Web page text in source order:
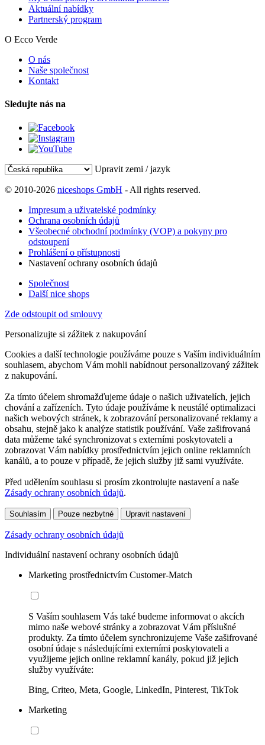
Aktuální nabídky
Partnerský program
O Ecco Verde
O nás
Naše společnost
Kontakt
Sledujte nás na
Upravit zemi / jazyk
© 2010-2026 niceshops GmbH - All rights reserved.
Impresum a uživatelské podmínky
Ochrana osobních údajů
Všeobecné obchodní podmínky (VOP) a pokyny pro
odstoupení
Prohlášení o přístupnosti
Nastavení ochrany osobních údajů
Společnost
Další nice shops
Zde odstoupit od smlouvy
Personalizujte si zážitek z nakupování
Cookies a další technologie používáme pouze s Vaším individuálním
souhlasem, abychom Vám mohli nabídnout personalizovaný zážitek
z nakupování.
Za tímto účelem shromažďujeme údaje o našich uživatelích, jejich
chování a zařízeních. Tyto údaje používáme k neustálé optimalizaci
našich webových stránek, k zobrazování personalizované reklamy a
obsahu, stejně jako k analýze statistik používání. Vaše zašifrovaná
data můžeme také synchronizovat s externími poskytovateli a
zobrazovat Vám nabídky prostřednictvím jejich online reklamních
kanálů, a to pouze v případě, že jejich služby již sami využíváte.
Před udělením souhlasu si prosím zkontrolujte nastavení a naše
Zásady ochrany osobních údajů.
Souhlasím Pouze nezbytné Upravit nastavení
Zásady ochrany osobních údajů
Individuální nastavení ochrany osobních údajů
Marketing prostřednictvím Customer-Match
S Vaším souhlasem Vás také budeme informovat o akcích
mimo naše webové stránky a zobrazovat Vám příslušné
produkty. Za tímto účelem synchronizujeme Vaše zašifrované
osobní údaje s následujícími externími poskytovateli a
využijeme jejich online reklamní kanály, pokud již jejich
služby využíváte:
Bing, Criteo, Meta, Google, LinkedIn, Pinterest, TikTok
Marketing